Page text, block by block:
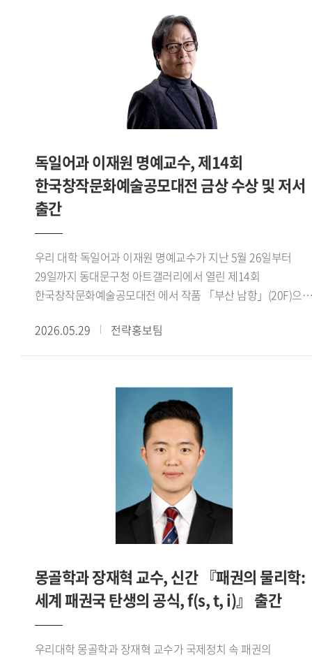
챙겨주셨고요. 돌이켜보면 한국외대에서 만난 모든 분이
고마운 인연이었고, 제가 교육자로 지금에 이르기까지 많이
도와주셨습니다. 그래서 지금도 학생들에게 동기부여가 되길
바라며 제 이야기를 많이 들려줍니다. - 교수님은 최근 수년간
최우수 수준의 강의 평가를 꾸준히 기록해오셨습니다. 학생들
교육에 있어 중요하게 생각하는 부분은 무엇입니까?최근
처음부터 강의 평가가 최우수는 아니었습니다. 제 강의 평가는
2020년 전과 후로 나뉜다고 봅니다. 우리 태국어학과에서는
교수가 언어학은 물론 지역학 강의도 함께 합니다. 제가
태국에서 보낸 10년을 토대로 수업을 진행했는데, 지적
호기심이 강한 학생들에게 다소 부족하지 않을까 늘
자문했습니다. 그래서 첫 연구년을 맞았을 때 싱가포르
국립대학교에서 동남아시아 지역학 석사 학위를 취득했습니다.
그때 새로운 시야가 열렸습니다. 그동안은 교수 입장의 저만
저의 부족한 점을 깨닫고 어떤 수업을 할지 지침을 세우게 된
학생들에게 적극적으로 피드백을 줘 학생 개개인이 어떻게
발전해 나가야 할지 고민을 나눴습니다. 그리고 같은 학문을
닦은 선배로서 교과서 밖 세상에 대해 많이 알려주려
노력했습니다. 그러한 노력의 결과가 최우수 강의 평가로
돌아온 게 아닐까 싶습니다. - 기억에 남는 연구성과와
대외활동이 있다면 들려주십시오.싱가포르 국립대학교에서
공부할 때 이주민 연구를 많이 진행했습니다. 언어학과 이주민
연구는 차이가 큽니다. 우리나라에 동남아시아에서 넘어온
이주민이 점차 늘고 있어 우리 국민과 이주민이 상생하는
사회서비스 개발 활동을 적극적으로 진행하고 있습니다.
최근에는 보건복지부 사업으로 태국어 의료통역사 양성과정을
개설했고, BBB코리아의 태국어 전화통역사 심사 양성과정,
강의를 볼 수 있는 KOCW 사이트에서는 제가 올린 태국어 교육
독일어과 이재원 명예교수, 제14회
한국창작문화예술공모대전 금상 수상 및 저서
출간
우리 대학 독일어과 이재원 명예교수가 지난 5월 26일부터
29일까지 동대문구청 아트갤러리에서 열린 제14회
한국창작문화예술공모대전 에서 작품 「부산 남항」(20F)으로
아니라 시간과 감정이 머무는 공간이다. 그는 이번 작품에서
야수파의 강렬한 색채와 후기 인상주의 특유의 빛의 흔들림을
바다의 깊이를 색채로 표현하는 데 집중했다고 밝혔다.정박한
대형 어선들은 곧 떠날 준비를 마친 존재들로서 정지와
움직임의 경계를 상징하며, 항구의 고요함 속에 감춰진
긴장감과 분주함을 드러낸다. 또한 화면 속 바다는 단순한
배경을 넘어 희망과 미지의 세계를 암시하는 공간으로
제시된다. 작가는 빛과 어둠이 교차하는 순간의 서정성을
포착하는 데 이번 작업의 핵심이 있었다고 설명했다. 절제된
붓질과 그에 대비되는 부드러운 색의 흐름을 통해 감정의 결을
표현하고자 했으며, 그렇게 부산 남항의 밤은 떠남과 머묾이
『권력은 언어를 타고 흐른다』를 통해 언어와 권력, 프레임,
정치 담론의 관계를 인문학적으로 탐구하며, 언어가 단순한
의사소통 수단을 넘어 사회와 현실을 구성하는 힘이라는 점을
『쇼펜하우어의 논쟁 전략』에서는 쇼펜하우어의 『논쟁에서
2026.05.29 전략홍보팀
몽골학과 장재혁 교수, 신간 『패권의 물리학:
세계 패권국 탄생의 공식, f(s, t, i)』 출간
우리대학 몽골학과 장재혁 교수가 국제정치 속 패권의